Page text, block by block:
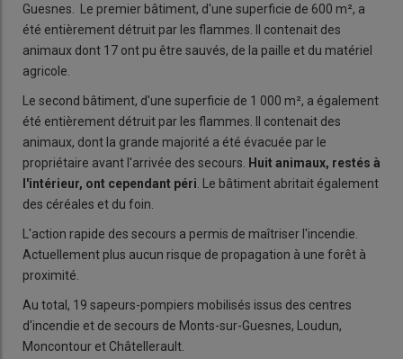
Guesnes. Le premier bâtiment, d'une superficie de 600 m², a
été entièrement détruit par les flammes. Il contenait des
animaux dont 17 ont pu être sauvés, de la paille et du matériel
agricole.
Le second bâtiment, d'une superficie de 1 000 m², a également
été entièrement détruit par les flammes. Il contenait des
animaux, dont la grande majorité a été évacuée par le
propriétaire avant l'arrivée des secours.
Huit animaux, restés à
l'intérieur, ont cependant péri . Le bâtiment abritait également
des céréales et du foin.
L'action rapide des secours a permis de maîtriser l'incendie.
Actuellement plus aucun risque de propagation à une forêt à
proximité.
Au total, 19 sapeurs-pompiers mobilisés issus des centres
d'incendie et de secours de Monts-sur-Guesnes, Loudun,
Moncontour et Châtellerault.